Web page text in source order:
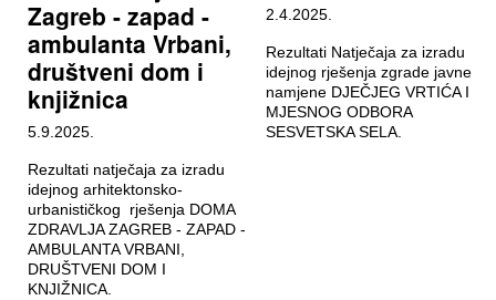
Zagreb - zapad -
ambulanta Vrbani,
društveni dom i
knjižnica
5.9.2025.
Rezultati natječaja za izradu
idejnog arhitektonsko-
urbanističkog rješenja DOMA
ZDRAVLJA ZAGREB - ZAPAD -
AMBULANTA VRBANI,
DRUŠTVENI DOM I
KNJIŽNICA.
2.4.2025.
Rezultati Natječaja za izradu
idejnog rješenja zgrade javne
namjene DJEČJEG VRTIĆA I
MJESNOG ODBORA
SESVETSKA SELA.